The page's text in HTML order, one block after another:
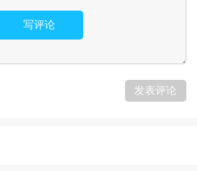
写评论
发表评论